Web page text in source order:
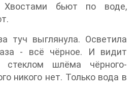
Хвостами бьют по воде,
туч выглянула. Осветила
- всё чёрное. И видит
шлёма чёрного-
никого нет. Только вода в